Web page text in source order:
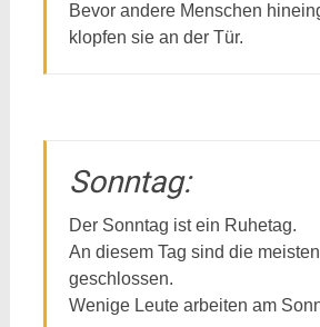
Bevor andere Menschen
klopfen sie an der Tür.
Sonntag:
Der Sonntag ist ein Ruhetag.
An diesem Tag sind die
geschlossen.
Wenige Leute arbeiten am